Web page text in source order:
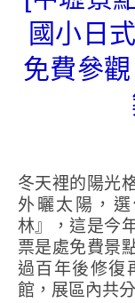
國小日
免費參
冬天裡的陽光格外溫暖舒服，格外讓人想走到戶
外曬太陽，
林』，這是今
票是處免費景
過百年後修復
館，展區內共